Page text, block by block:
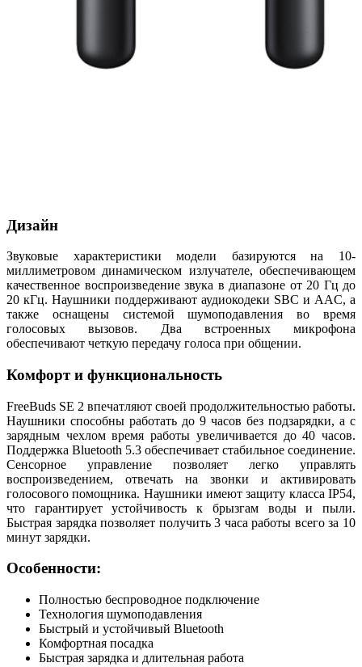
Дизайн
Звуковые характеристики модели базируются на 10-
миллиметровом динамическом излучателе, обеспечивающем
качественное воспроизведение звука в диапазоне от 20 Гц до
20 кГц. Наушники поддерживают аудиокодеки SBC и AAC, а
также оснащены системой шумоподавления во время
голосовых вызовов. Два встроенных микрофона
обеспечивают четкую передачу голоса при общении.
Комфорт и функциональность
FreeBuds SE 2 впечатляют своей продолжительностью работы.
Наушники способны работать до 9 часов без подзарядки, а с
зарядным чехлом время работы увеличивается до 40 часов.
Поддержка Bluetooth 5.3 обеспечивает стабильное соединение.
Сенсорное управление позволяет легко управлять
воспроизведением, отвечать на звонки и активировать
голосового помощника. Наушники имеют защиту класса IP54,
что гарантирует устойчивость к брызгам воды и пыли.
Быстрая зарядка позволяет получить 3 часа работы всего за 10
минут зарядки.
Особенности:
Полностью беспроводное подключение
Технология шумоподавления
Быстрый и устойчивый Bluetooth
Комфортная посадка
Быстрая зарядка и длительная работа